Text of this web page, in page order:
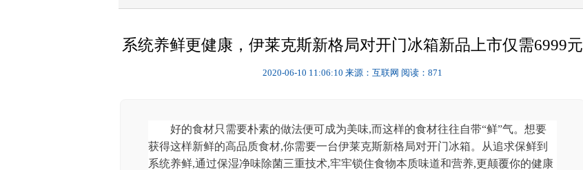
系统养鲜更健康，伊莱克斯新格局对开门冰箱新品上市仅需6999元
2020-06-10 11:06:10 来源：互联网 阅读：871
好的食材只需要朴素的做法便可成为美味,而这样的食材往往自带“鲜”气。想要
获得这样新鲜的高品质食材,你需要一台伊莱克斯新格局对开门冰箱。从追求保鲜到
系统养鲜,通过保湿净味除菌三重技术,牢牢锁住食物本质味道和营养,更颠覆你的健康